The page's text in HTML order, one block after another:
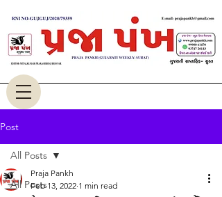
Post
All Posts
All Posts
Praja Pankh
Feb 13, 2022 1 min read